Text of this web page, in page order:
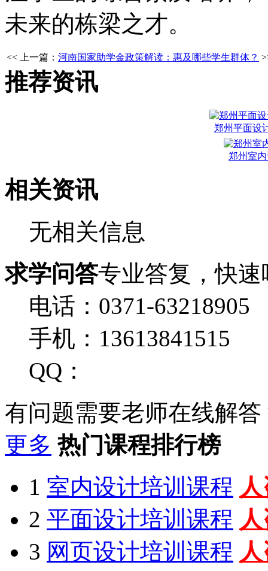
未来的栋梁之才。
<< 上一篇： 河南国家助学金政策解读：惠及哪些学生群体？
推荐资讯
郑州平面设
郑州室
相关资讯
无相关信息
求学问答专业答复，快速
电话：0371-63218905
手机：13613841515
QQ：
有问题需要老师在线解答
更多 热门课程排行榜
1 室内设计培训课程
2 平面设计培训课程
3 网页设计培训课程